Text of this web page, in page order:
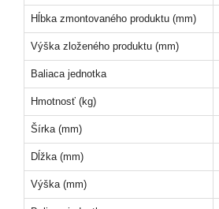
Hĺbka zmontovaného produktu (mm)
Výška zloženého produktu (mm)
Baliaca jednotka
Hmotnosť (kg)
Šírka (mm)
Dĺžka (mm)
Výška (mm)